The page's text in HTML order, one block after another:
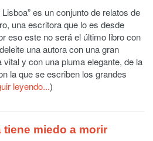
Lisboa” es un conjunto de relatos de
una escritora que lo es desde
eso este no será el último libro con
una autora con una gran
vital y con una pluma elegante, de la
la que se escriben los grandes
leyendo...)
tiene miedo a morir